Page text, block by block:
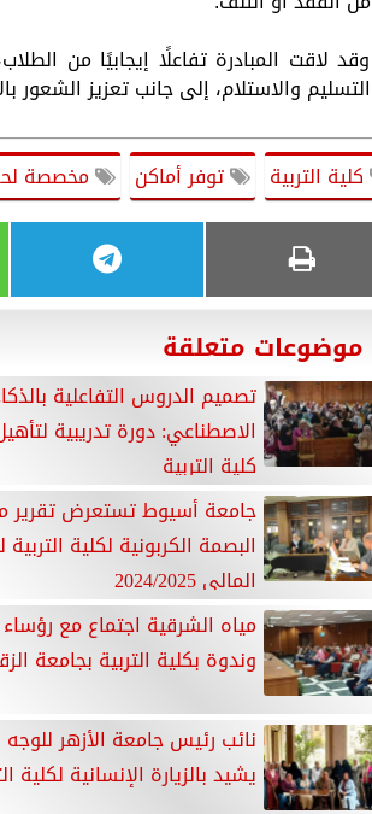
وقد لاقت المبادرة تفاعلًا إيجابيًا من
التسليم والاستلام، إلى جانب تعزيز الشعور
كلية التربية توفر أماكن مخصصة
موضوعات متعلقة
تصميم الدروس التفاعلية
الاصطناعي: دورة تدريبية
كلية التربية
جامعة أسيوط تستعرض تقرير
البصمة الكربونية لكلية التربية
المالي 2024/2025
مياه الشرقية اجتماع مع رؤساء
وندوة بكلية التربية بجامعة
نائب رئيس جامعة الأزهر للوجه
يشيد بالزيارة الإنسانية لكلية